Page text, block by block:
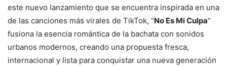
este nuevo lanzamiento que se encuentra inspirada en una
de las canciones más virales de TikTok, “No Es Mi Culpa”
fusiona la esencia romántica de la bachata con sonidos
urbanos modernos, creando una propuesta fresca,
internacional y lista para conquistar una nueva generación